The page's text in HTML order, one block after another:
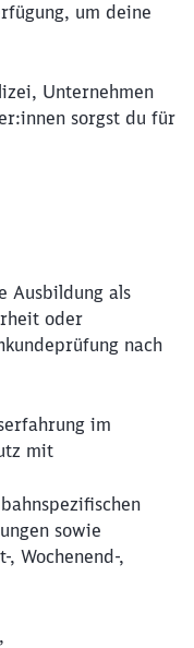
um deine
Unternehmen
sorgst du für
Ausbildung als
oder
nach
im
mit
sowie
Wochenend-,